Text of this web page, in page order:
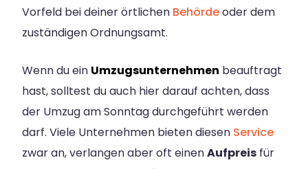
Vorfeld bei deiner örtlichen Behördeoder dem
zuständigen Ordnungsamt.
Wenn du ein Umzugsunternehmen beauftragt
hast, solltest du auch hier darauf achten, dass
der Umzug am Sonntag durchgeführt werden
darf. Viele Unternehmen bieten diesen Service
zwar an, verlangen aber oft einenAufpreis für